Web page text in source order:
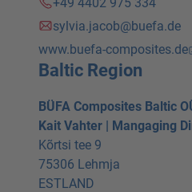
sylvia.jacob@buefa.de
www.buefa-composites.de
Baltic Region
BÜFA Composites Baltic
Kait Vahter | Mangaging
Kõrtsi tee 9
75306 Lehmja
ESTLAND